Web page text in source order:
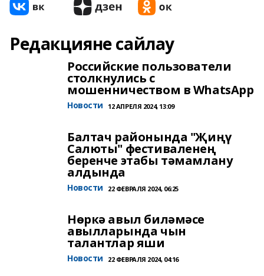
Редакцияне сайлау
Российские пользователи
столкнулись с
мошенничеством в WhatsApp
Новости 12 АПРЕЛЯ 2024, 13:09
Балтач районында "Җиңү
Салюты" фестиваленең
беренче этабы тәмамлану
алдында
Новости 22 ФЕВРАЛЯ 2024, 06:25
Нөркә авыл биләмәсе
авылларында чын
талантлар яши
Новости 22 ФЕВРАЛЯ 2024, 04:16